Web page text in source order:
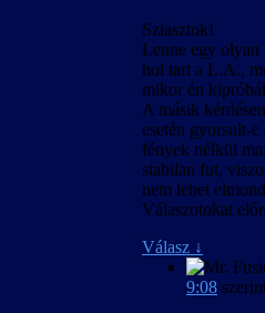
Sziasztok!
Lenne egy olyan
hol tart a L.A.,
mikor én
A másik
esetén gyorsult-
fények nélkül
stabilan fut,
nem lehet
Válaszotokat
Válasz ↓
9:08